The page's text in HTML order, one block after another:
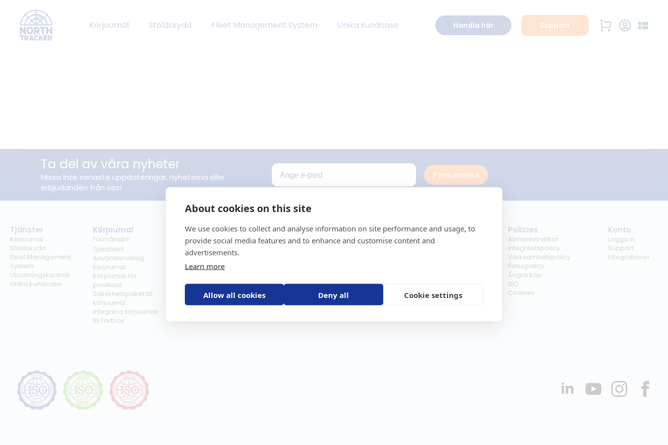
About cookies on this site
We use cookies to collect and analyse information on site performance and usage, to
provide social media features and to enhance and customise content and
advertisements.
Learn more
Allow all cookies Deny all Cookie settings
Körjournal Stöldskydd Fleet Management System Unika kundcase Handla här Support
Ta del av våra nyheter
Missa inte senaste uppdateringar, nyheterna eller
erbjudanden från oss!
Prenumerera
Tjänster
Körjournal
Stöldskydd
Fleet Management
System
Utrustningskontroll
Unika kundcase
Körjournal
Förmånsbil
Tjänstebil
Användarvänlig
körjournal
Körjournal för
poolbilar
Säkerhetspaket till
körjournal
Integrera körjournal
till Fortnox
Regelverk
Milersättning
Regler för tjänstebil
Regler för
förmånsbil
GPS-trackers
Scout 2.0
Stöldskydd
Båt
Åkgräsklippare
Moped
Vattenskoter
Företag
Om oss
Policies
Allmänna villkor
Integritetspolicy
Verksamhetspolicy
Returpolicy
Ångra köp
ISO
Cookies
Konto
Logga in
Support
Integrationer